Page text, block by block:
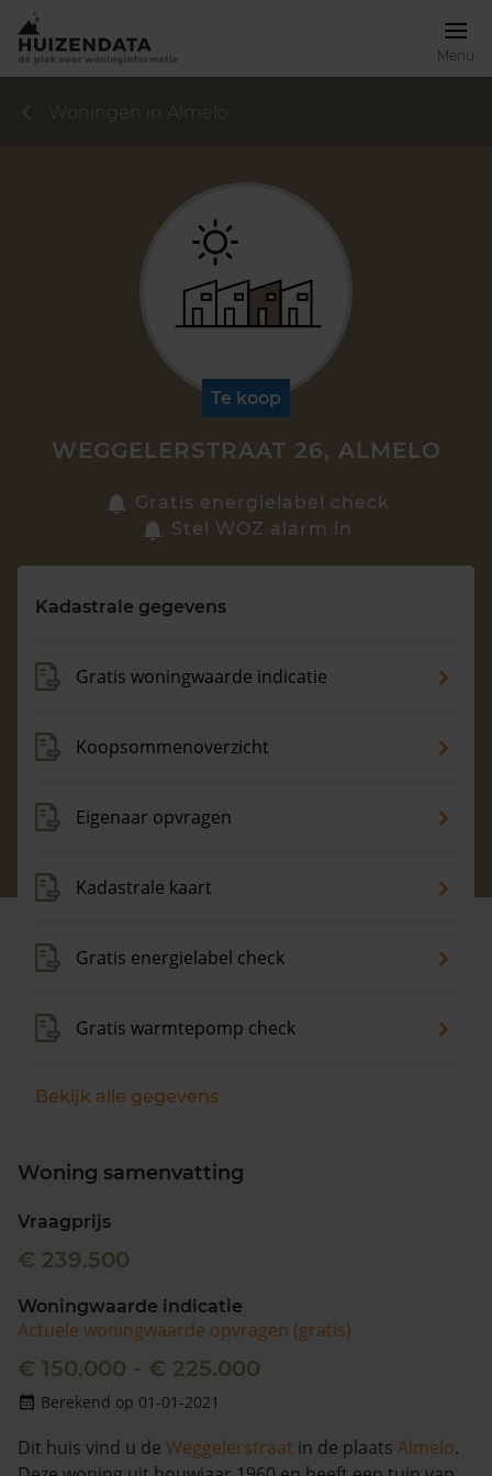
Menu
Zoek een woning
Maandag t/m vrijdag - 08:00 -18:00
Woningen in Almelo
Te koop
WEGGELERSTRAAT 26, ALMELO
Gratis energielabel check
Stel WOZ alarm in
Kadastrale gegevens
Gratis woningwaarde indicatie
Koopsommenoverzicht
Eigenaar opvragen
Kadastrale kaart
Gratis energielabel check
Gratis warmtepomp check
Bekijk alle gegevens
Woning samenvatting
Vraagprijs
€ 239.500
Woningwaarde indicatie
Actuele woningwaarde opvragen (gratis)
€ 150.000 - € 225.000
Berekend op 01-01-2021
Dit huis vind u de Weggelerstraat in de plaats Almelo.